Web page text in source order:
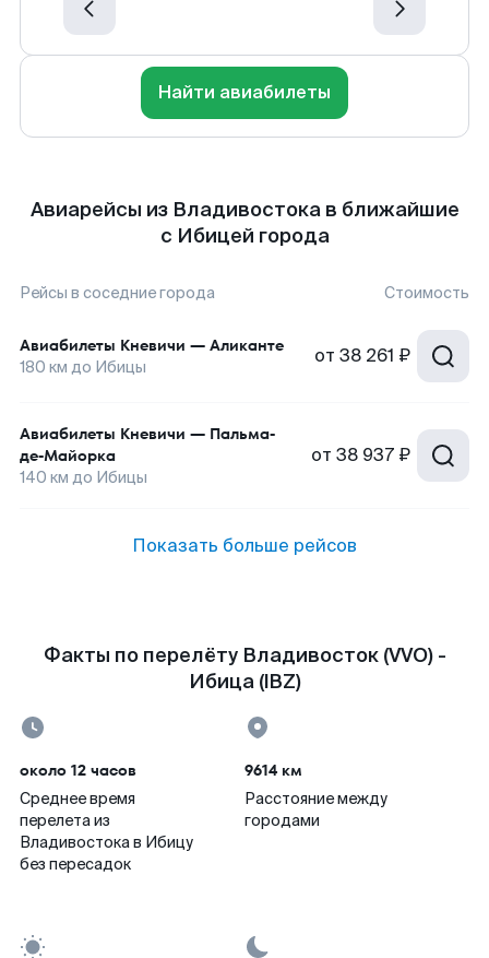
Найти авиабилеты
Авиарейсы из Владивостока в ближайшие
с Ибицей города
Рейсы в соседние города Стоимость
Авиабилеты Кневичи — Аликанте
180 км до Ибицы от 38 261 ₽
Авиабилеты Кневичи — Пальма-
де-Майорка
140 км до Ибицы
от 38 937 ₽
Показать больше рейсов
Факты по перелёту Владивосток (VVO) -
Ибица (IBZ)
около 12 часов
Среднее время
перелета из
Владивостока в Ибицу
без пересадок
9614 км
Расстояние между
городами